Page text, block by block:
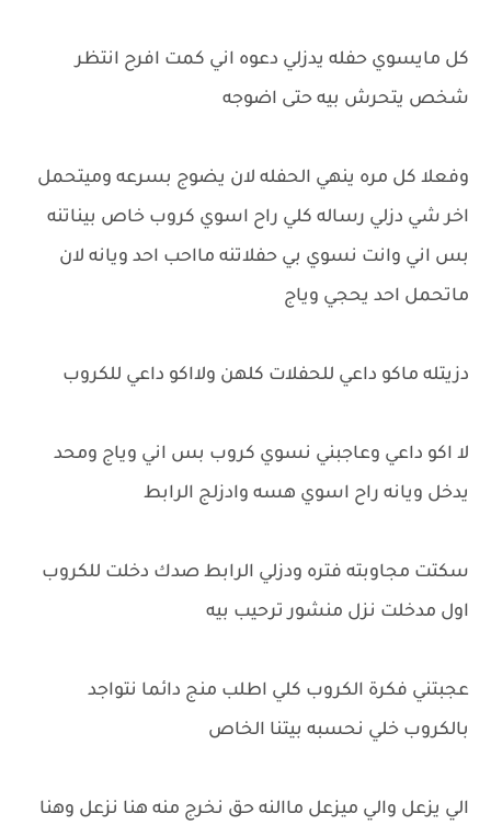
كل مايسوي حفله يدزلي دعوه اني كمت افرح انتظر
شخص يتحرش بيه حتى اضوجه
وفعلا كل مره ينهي الحفله لان يضوج بسرعه وميتحمل
اخر شي دزلي رساله كلي راح اسوي كروب خاص بيناتنه
بس اني وانت نسوي بي حفلاتنه مااحب احد ويانه لان
ماتحمل احد يحجي وياج
دزيتله ماكو داعي للحفلات كلهن ولااكو داعي للكروب
لا اكو داعي وعاجبني نسوي كروب بس اني وياج ومحد
يدخل ويانه راح اسوي هسه وادزلج الرابط
سكتت مجاوبته فتره ودزلي الرابط صدك دخلت للكروب
اول مدخلت نزل منشور ترحيب بيه
عجبتني فكرة الكروب كلي اطلب منج دائما نتواجد
بالكروب خلي نحسبه بيتنا الخاص
الي يزعل والي ميزعل ماالنه حق نخرج منه هنا نزعل وهنا